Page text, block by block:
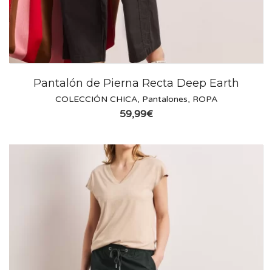
Pantalón de Pierna Recta Deep Earth
COLECCIÓN CHICA, Pantalones, ROPA
59,99€